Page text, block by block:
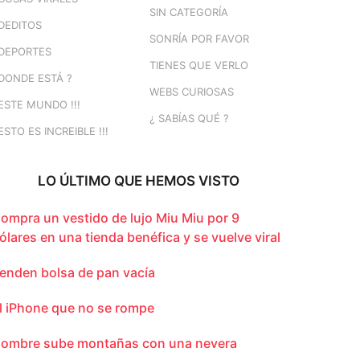
ESTÁ ?
MUNDO !!!
ES INCREIBLE !!!
SIN CATEGORÍA
SONRÍA POR FAVOR
TIENES QUE VERLO
WEBS CURIOSAS
¿ SABÍAS QUÉ ?
LO ÚLTIMO QUE HEMOS VISTO
un vestido de lujo Miu Miu por 9
en una tienda benéfica y se vuelve viral
bolsa de pan vacía
iPhone que no se rompe
sube montañas con una nevera